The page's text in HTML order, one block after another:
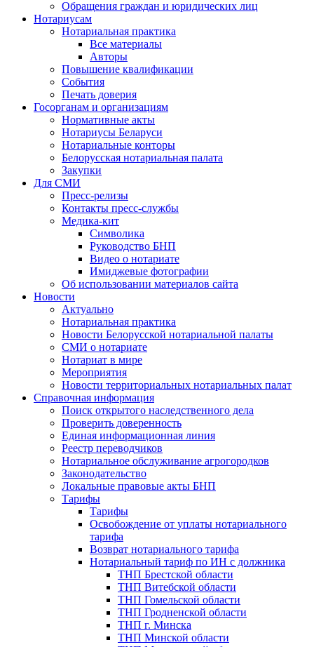
Обращения граждан и юридических лиц
Нотариусам
Нотариальная практика
Все материалы
Авторы
Повышение квалификации
События
Печать доверия
Госорганам и организациям
Нормативные акты
Нотариусы Беларуси
Нотариальные конторы
Белорусская нотариальная палата
Закупки
Для СМИ
Пресс-релизы
Контакты пресс-службы
Медика-кит
Символика
Руководство БНП
Видео о нотариате
Имиджевые фотографии
Об использовании материалов сайта
Новости
Актуально
Нотариальная практика
Новости Белорусской нотариальной палаты
СМИ о нотариате
Нотариат в мире
Мероприятия
Новости территориальных нотариальных палат
Справочная информация
Поиск открытого наследственного дела
Проверить доверенность
Единая информационная линия
Реестр переводчиков
Нотариальное обслуживание агрогородков
Законодательство
Локальные правовые акты БНП
Тарифы
Тарифы
Освобождение от уплаты нотариального
тарифа
Возврат нотариального тарифа
Нотариальный тариф по ИН с должника
ТНП Брестской области
ТНП Витебской области
ТНП Гомельской области
ТНП Гродненской области
ТНП г. Минска
ТНП Минской области